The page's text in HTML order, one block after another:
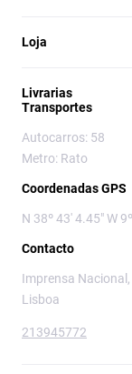
Loja
Livrarias
Transportes
Autocarros: 58
Metro: Rato
Coordenadas GPS
N 38º 43' 4.45" W
Contacto
Imprensa
Lisboa
213945772